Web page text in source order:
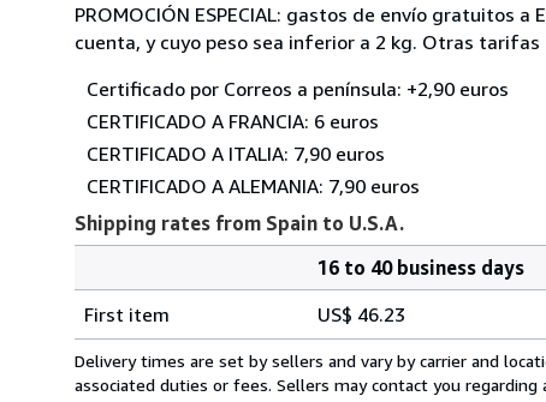
PROMOCIÓN ESPECIAL: gastos de envío gratuitos
cuenta, y cuyo peso sea inferior a 2 kg. Otras tarifas
Certificado por Correos a península: +2,90 euros
CERTIFICADO A FRANCIA: 6 euros
CERTIFICADO A ITALIA: 7,90 euros
CERTIFICADO A ALEMANIA: 7,90 euros
Shipping rates from Spain to U.S.A.
rates
from
Spain
16 to 40 business days
First item
US$ 46.23
Delivery times are set by sellers and vary by carrier and
associated duties or fees. Sellers may contact you